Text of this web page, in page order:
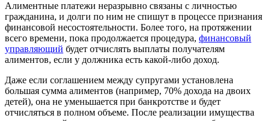
Алиментные платежи неразрывно связаны с личностью
гражданина, и долги по ним не спишут в процессе признания
финансовой несостоятельности. Более того, на протяжении
всего времени, пока продолжается процедура, финансовый
управляющий будет отчислять выплаты получателям
алиментов, если у должника есть какой-либо доход.
Даже если соглашением между супругами установлена
большая сумма алиментов (например, 70% дохода на двоих
детей), она не уменьшается при банкротстве и будет
отчисляться в полном объеме. После реализации имущества